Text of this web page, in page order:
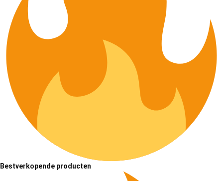
Bestverkopende producten